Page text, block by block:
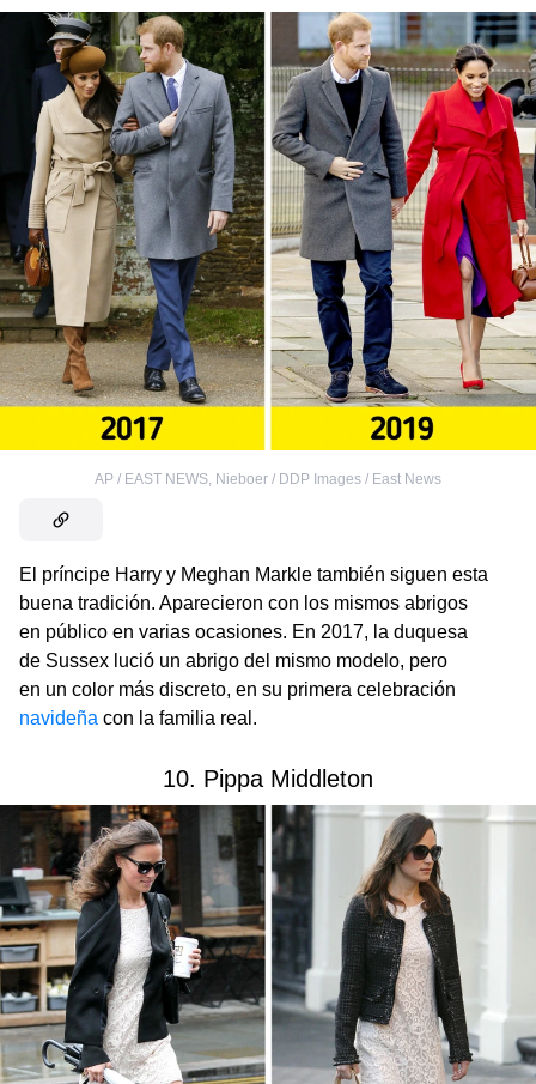
AP / EAST NEWS Nieboer / DDP Images / East News
El príncipe Harry y Meghan Markle también siguen esta
buena tradición. Aparecieron con los mismos abrigos
en público en varias ocasiones. En 2017, la duquesa
de Sussex lució un abrigo del mismo modelo, pero
en un color más discreto, en su primera celebración
navideña con la familia real.
10. Pippa Middleton